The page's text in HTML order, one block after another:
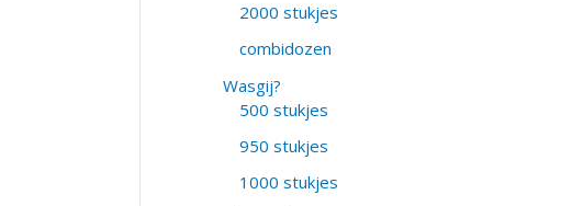
2000 stukjes
combidozen
Wasgij?
500 stukjes
950 stukjes
1000 stukjes